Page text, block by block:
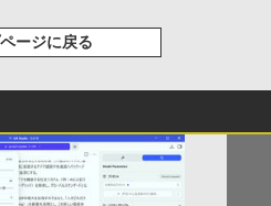
ージに戻る